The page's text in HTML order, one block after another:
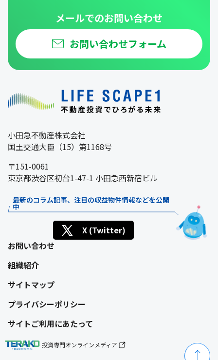
メールでのお問い合わせ
お問い合わせフォーム
小田急不動産株式会社
国土交通大臣（15）第1168号
〒151-0061
東京都渋谷区初台1-47-1 小田急西新宿ビル
最新のコラム記事、注目の収益物件情報などを公開
中
X (Twitter)
お問い合わせ
組織紹介
サイトマップ
プライバシーポリシー
サイトご利用にあたって
投資専門オンラインメディア